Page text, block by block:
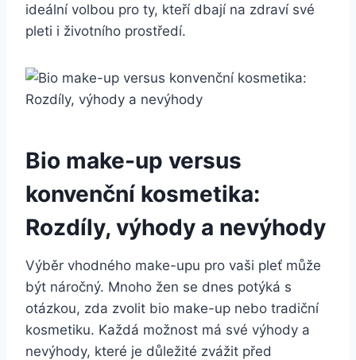
ideální volbou pro ty, kteří ​dbají⁣ na zdraví ⁢své
pleti ‍i‌ životního prostředí.
Bio make-up versus
‍konvenční kosmetika:
Rozdíly, ‌výhody a nevýhody
Výběr vhodného make-upu⁤ pro vaši ​pleť‌ může
být náročný. Mnoho žen ⁤se dnes potýká s‍
otázkou,​ zda zvolit ⁤bio make-up nebo tradiční
kosmetiku.⁢ Každá ‍možnost má ⁢své​ výhody a
nevýhody, ⁤které je důležité ‍zvážit před